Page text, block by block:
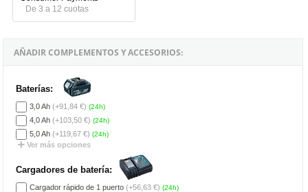
De 3 a 12 cuotas
AÑADIR COMPLEMENTOS Y ACCESORIOS:
Baterías:
3,0 Ah (+91,84 €) (24h)
4,0 Ah (+103,50 €) (24h)
5,0 Ah (+119,67 €) (24h)
Ver más opciones
Cargadores de batería:
Cargador rápido de 1 puerto (+56,63 €) (24h)